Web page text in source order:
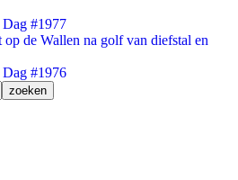
Dag #1977
de Wallen na golf van diefstal en
Dag #1976